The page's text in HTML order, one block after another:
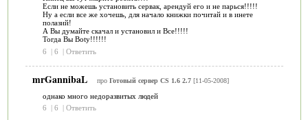
Если не можешь установить сервак, арендуй его и не парься!!!!!
Ну а если все же хочешь, для начало книжки почитай и в инете
полазий!
А Вы думайте скачал и установил и Все!!!!!
Тогда Вы Boty!!!!!!
6
| 6 | Ответить
mrGannibaL про Готовый сервер CS 1.6 2.7[11-05-2008]
однако много недоразвитых людей
6
| 6 | Ответить